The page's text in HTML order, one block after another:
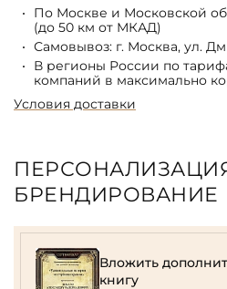
По Москве и Московской
(до 50 км от МКАД)
Самовывоз: г. Москва, ул.
В регионы России по
компаний в максимально
Условия доставки
БРЕНДИРОВАНИЕ
Вложить
книгу